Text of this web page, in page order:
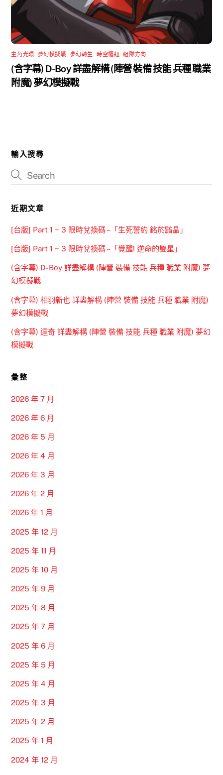
主角光環 夢幻模擬戰 夢幻轉生 ,時空樞紐 ,組隊方向
(含字幕) D-Boy 詳盡解構 (陣營 裝備 技能 兵種 職業
附魔) 夢幻模擬戰
輸入搜尋
近期文章
[台版] Part 1 ~ 3 限時兌換碼 –「生死誓約 銘於黯晶」
[台版] Part 1 ~ 3 限時兌換碼 –「覺醒! 逆命的雙星」
(含字幕) D-Boy 詳盡解構 (陣營 裝備 技能 兵種 職業 附魔) 夢
幻模擬戰
(含字幕) 相羽新也 詳盡解構 (陣營 裝備 技能 兵種 職業 附魔)
夢幻模擬戰
(含字幕) 達奇 詳盡解構 (陣營 裝備 技能 兵種 職業 附魔) 夢幻
模擬戰
彙整
2026 年 7 月
2026 年 6 月
2026 年 5 月
2026 年 4 月
2026 年 3 月
2026 年 2 月
2026 年 1 月
2025 年 12 月
2025 年 11 月
2025 年 10 月
2025 年 9 月
2025 年 8 月
2025 年 7 月
2025 年 6 月
2025 年 5 月
2025 年 4 月
2025 年 3 月
2025 年 2 月
2025 年 1 月
2024 年 12 月